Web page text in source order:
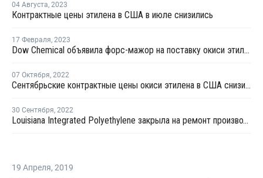
04 Августа, 2023
Контрактные цены этилена в США в июле снизились
17 Февраля, 2023
Dow Chemical объявила форс-мажор на поставку окиси этилена и этиленгликоля в США
07 Октября, 2022
Сентябрьские контрактные цены окиси этилена в США снизились
30 Сентября, 2022
Louisiana Integrated Polyethylene закрыла на ремонт производство ПВД в Лейк-Чарльзе
19 Апреля, 2019